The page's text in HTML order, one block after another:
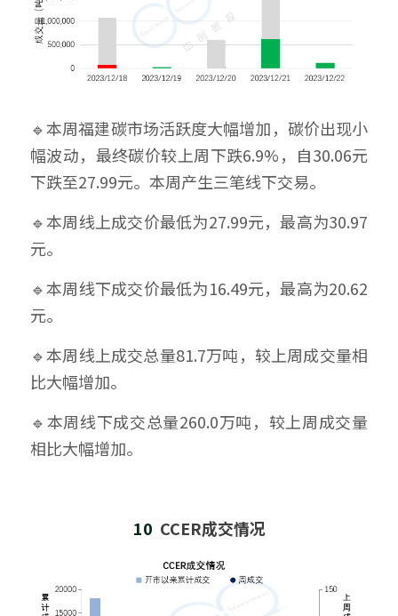
🔹本周福建碳市场活跃度大幅增加，碳价出现小
幅波动，最终碳价较上周下跌6.9%，自30.06元
下跌至27.99元。本周产生三笔线下交易。
🔹本周线上成交价最低为27.99元，最高为30.97
元。
🔹本周线下成交价最低为16.49元，最高为20.62
元。
🔹本周线上成交总量81.7万吨，较上周成交量相
比大幅增加。
🔹本周线下成交总量260.0万吨，较上周成交量
相比大幅增加。
10 CCER成交情况